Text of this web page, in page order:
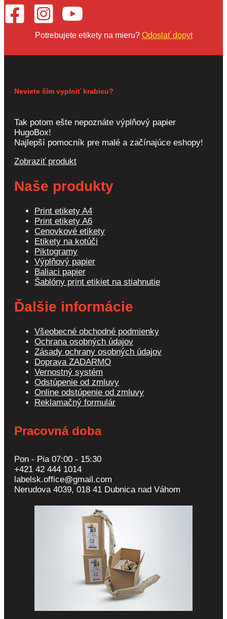
Potrebujete etikety na mieru? Odoslať dopyt
Neviete čím vyplniť krabicu?
Tak potom ešte nepoznáte výplňový papier
HugoBox!
Najlepší pomocník pre malé a začínajúce eshopy!
Zobraziť produkt
Naše produkty
Print etikety A4
Print etikety A6
Cenovkové etikety
Etikety na kotúči
Piktogramy
Výplňový papier
Baliaci papier
Šablóny print etikiet na stiahnutie
Ďalšie informácie
Všeobecné obchodné podmienky
Ochrana osobných údajov
Zásady ochrany osobných údajov
Doprava ZADARMO
Vernostný systém
Odstúpenie od zmluvy
Online odstúpenie od zmluvy
Reklamačný formulár
Pracovná doba
Pon - Pia 07:00 - 15:30
+421 42 444 1014
labelsk.office@gmail.com
Nerudova 4039, 018 41 Dubnica nad Váhom